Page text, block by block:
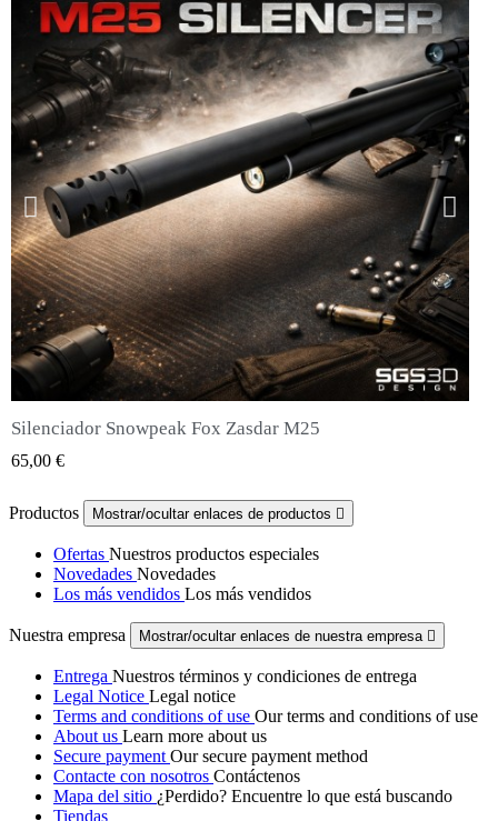
QUICK VIEW
Silenciador Snowpeak Fox Zasdar M25
65,00 €
Productos Mostrar/ocultar enlaces de productos 
Ofertas Nuestros productos especiales
Novedades Novedades
Los más vendidos Los más vendidos
Nuestra empresa Mostrar/ocultar enlaces de nuestra empresa 
Entrega Nuestros términos y condiciones de entrega
Legal Notice Legal notice
Terms and conditions of use Our terms and conditions of use
About us Learn more about us
Secure payment Our secure payment method
Contacte con nosotros Contáctenos
Mapa del sitio ¿Perdido? Encuentre lo que está buscando
Tiendas